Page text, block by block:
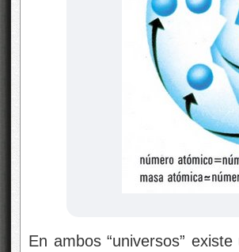
En ambos “universos”